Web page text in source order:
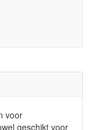
voor
geschikt voor